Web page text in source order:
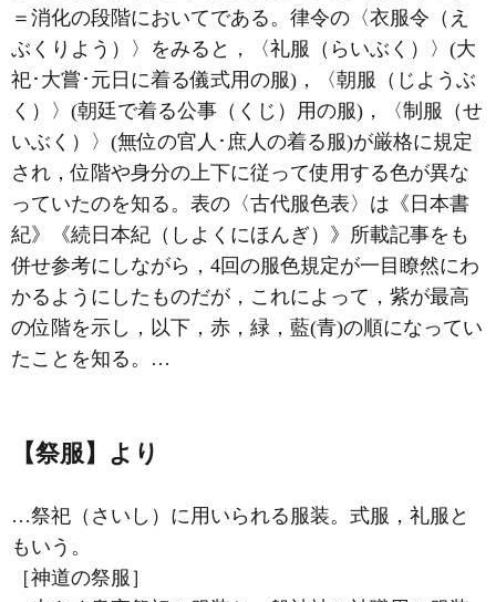
＝消化の段階においてである。律令の〈衣服令（え
ぶくりよう）〉をみると，〈礼服（らいぶく）〉(大
祀･大嘗･元日に着る儀式用の服)，〈朝服（じようぶ
く）〉(朝廷で着る公事（くじ）用の服)，〈制服（せ
いぶく）〉(無位の官人･庶人の着る服)が厳格に規定
され，位階や身分の上下に従って使用する色が異な
っていたのを知る。表の〈古代服色表〉は《日本書
紀》《続日本紀（しよくにほんぎ）》所載記事をも
併せ参考にしながら，4回の服色規定が一目瞭然にわ
かるようにしたものだが，これによって，紫が最高
の位階を示し，以下，赤，緑，藍(青)の順になってい
たことを知る。…
【祭服】より
…祭祀（さいし）に用いられる服装。式服，礼服と
もいう。
［神道の祭服］